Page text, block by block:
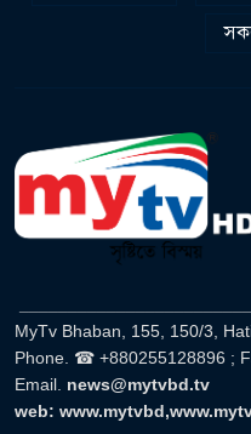
MyTv Bhaban, 155, 150/3,
Phone. ☎ +880255128896 ;
Email. news@mytvbd.tv
web: